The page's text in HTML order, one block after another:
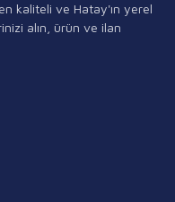
kaliteli ve Hatay'ın yerel
alın, ürün ve ilan